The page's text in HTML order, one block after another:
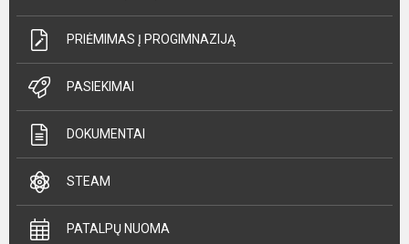
PRIĖMIMAS Į PROGIMNAZIJĄ
PASIEKIMAI
DOKUMENTAI
STEAM
PATALPŲ NUOMA